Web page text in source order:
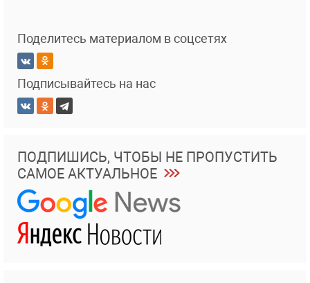
Поделитесь материалом в соцсетях
Подписывайтесь на нас
ПОДПИШИСЬ, ЧТОБЫ НЕ ПРОПУСТИТЬ
САМОЕ АКТУАЛЬНОЕ